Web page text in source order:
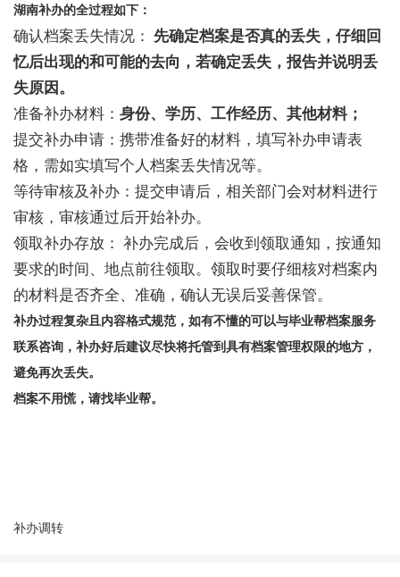
湖南补办的全过程如下：
确认档案丢失情况：
先确定档案是否真的丢失，仔细回
忆后出现的和可能的去向， 若确定丢失， 报告并说明丢
失原因 。
准备补办材料： 身份、学历、工作经历、其他材料；
提交补办申请： 携带准备好的材料， 填写补办申请表
格，需如实填写个人档案丢失情况等。
等待审核及补办： 提交申请后，相关部门会对材料进行
审核，审核通过后开始补办。
领取补办存放： 补办完成后，会收到领取通知，按通知
要求的时间、地点前往领取。领取时要仔细核对档案内
的材料是否齐全、准确，确认无误后妥善保管。
补办过程复杂且内容格式规范，如有不懂的可以与毕业帮档案服务
联系咨询，补办好后建议尽快将托管到具有档案管理权限的地方，
避免再次丢失。
档案不用慌，请找毕业帮。
补办调转